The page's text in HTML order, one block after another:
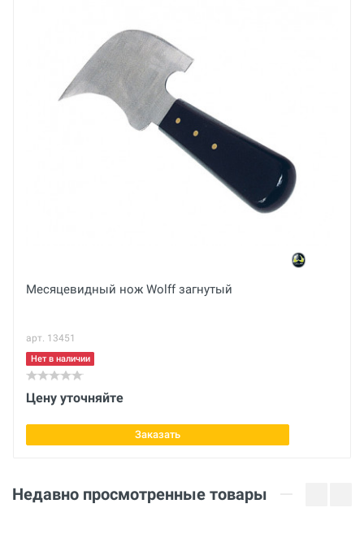
Основные
Габариты с упаковкой (ДхШхВ)
Ваше сообщение
Месяцевидный нож Wolff загнутый
арт. 13451
Нет в наличии
Цену уточняйте
Заказать
Недавно просмотренные товары